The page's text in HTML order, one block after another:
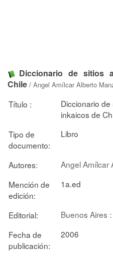
Diccionario de sitios
Chile / Angel Amílcar Alberto
Título :
Diccionario
inkaicos de
Tipo de
documento:
Libro
Autores: Angel Amílcar
Mención de
edición:
1a.ed
Editorial:
Buenos Aires
Fecha de
publicación:
2006